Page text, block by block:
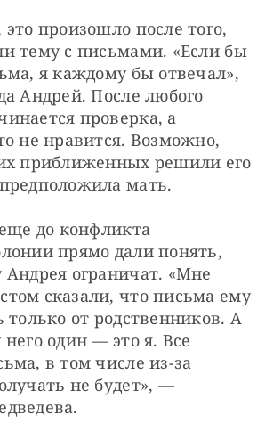
произошло после того,
тему с письмами. «Если бы
я каждому бы отвечал»,
Андрей. После любого
проверка, а
не нравится. Возможно,
приближенных решили его
мать.
до конфликта
прямо дали понять,
Андрея ограничат. «Мне
сказали, что письма ему
только от родственников. А
один — это я. Все
в том числе из-за
не будет», —